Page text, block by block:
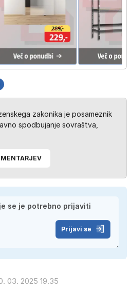
zakonika je posameznik
spodbujanje sovraštva,
Prijavi se
03. 2025 19.35